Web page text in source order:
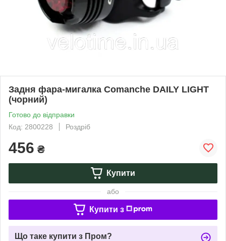
Задня фара-мигалка Comanche DAILY LIGHT
(чорний)
Готово до відправки
Код: 2800228
Роздріб
456 ₴
Купити
або
Купити з
Що таке купити з Пром?